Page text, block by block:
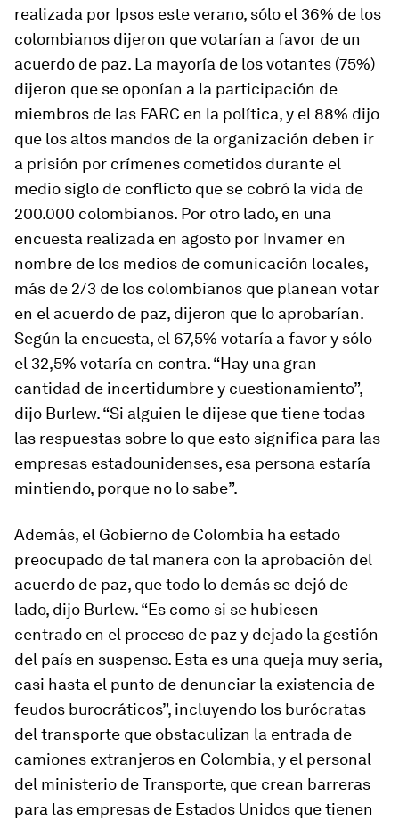
realizada por Ipsos este verano, sólo el 36% de los
colombianos dijeron que votarían a favor de un
acuerdo de paz. La mayoría de los votantes (75%)
dijeron que se oponían a la participación de
miembros de las FARC en la política, y el 88% dijo
que los altos mandos de la organización deben ir
a prisión por crímenes cometidos durante el
medio siglo de conflicto que se cobró la vida de
200.000 colombianos. Por otro lado, en una
encuesta realizada en agosto por Invamer en
nombre de los medios de comunicación locales,
más de 2/3 de los colombianos que planean votar
en el acuerdo de paz, dijeron que lo aprobarían.
Según la encuesta, el 67,5% votaría a favor y sólo
el 32,5% votaría en contra. “Hay una gran
cantidad de incertidumbre y cuestionamiento”,
dijo Burlew. “Si alguien le dijese que tiene todas
las respuestas sobre lo que esto significa para las
empresas estadounidenses, esa persona estaría
mintiendo, porque no lo sabe”.
Además, el Gobierno de Colombia ha estado
preocupado de tal manera con la aprobación del
acuerdo de paz, que todo lo demás se dejó de
lado, dijo Burlew. “Es como si se hubiesen
centrado en el proceso de paz y dejado la gestión
del país en suspenso. Esta es una queja muy seria,
casi hasta el punto de denunciar la existencia de
feudos burocráticos”, incluyendo los burócratas
del transporte que obstaculizan la entrada de
camiones extranjeros en Colombia, y el personal
del ministerio de Transporte, que crean barreras
para las empresas de Estados Unidos que tienen